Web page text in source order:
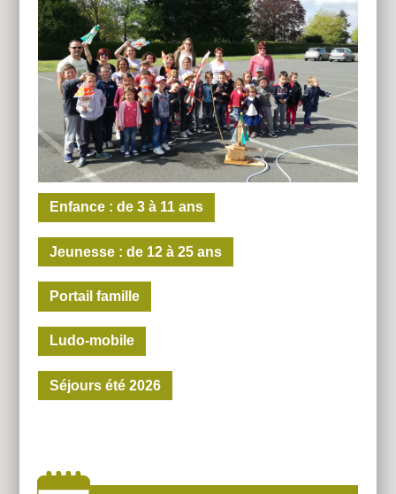
Enfance : de 3 à 11 ans
Jeunesse : de 12 à 25 ans
Portail famille
Ludo-mobile
Séjours été 2026
côtés